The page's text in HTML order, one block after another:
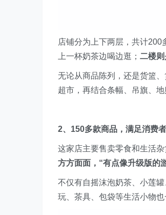
店铺分为上下两层，共计200
上一杯奶茶边喝边逛； 二楼则
无论从商品陈列，还是货篮
超市，再结合条幅、吊旗、
2、150多款商品，满足消费
这家店主要售卖零食和生活
方方面面，“有点像升级版的
不仅有自摇沫泡奶茶、小莲
玩、茶具、包袋等生活小物也